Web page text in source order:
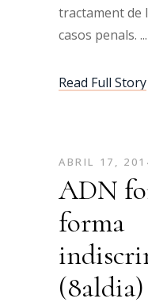
tractament de
casos penals.
Read Full Story
ABRIL 17,
ADN
forma
(8aldia)